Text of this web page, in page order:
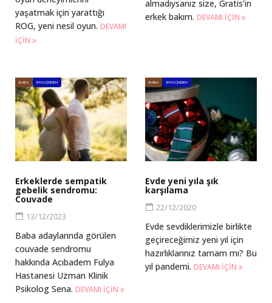
yaşatmak için yarattığı
ROG, yeni nesil oyun. DEVAMI
IÇIN
almadıysanız size, Gratis’in
erkek bakım. DEVAMI IÇIN
BABA BM GÜNDEM
Erkeklerde sempatik
gebelik sendromu:
Couvade
13/12/2023
Baba adaylarında görülen
couvade sendromu
hakkında Acıbadem Fulya
Hastanesi Uzman Klinik
Psikolog Sena. DEVAMI IÇIN
BABA BM GÜNDEM
Evde yeni yıla şık
karşılama
22/12/2020
Evde sevdiklerimizle birlikte
geçireceğimiz yeni yıl için
hazırlıklarınız tamam mı? Bu
yıl pandemi. DEVAMI IÇIN